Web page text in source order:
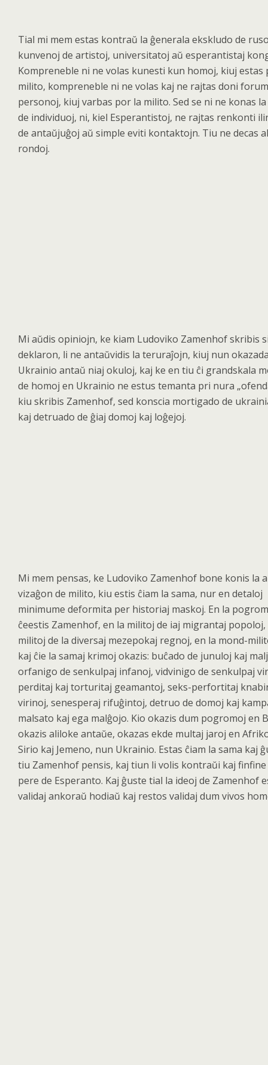
Tial mi mem estas kontraŭ la ĝenerala ekskludo de
kunvenoj de artistoj, universitatoj aŭ esperantistaj
Kompreneble ni ne volas kunesti kun homoj, kiuj estas
milito, kompreneble ni ne volas kaj ne rajtas doni
personoj, kiuj varbas por la milito. Sed se ni ne konas
de individuoj, ni, kiel Esperantistoj, ne rajtas renkonti
de antaŭjuĝoj aŭ simple eviti kontaktojn. Tiu ne decas
rondoj.
Mi aŭdis opiniojn, ke kiam Ludoviko Zamenhof skribis
deklaron, li ne antaŭvidis la teruraĵojn, kiuj nun
Ukrainio antaŭ niaj okuloj, kaj ke en tiu ĉi grandskala
de homoj en Ukrainio ne estus temanta pri nura „
kiu skribis Zamenhof, sed konscia mortigado de
kaj detruado de ĝiaj domoj kaj loĝejoj.
Mi mem pensas, ke Ludoviko Zamenhof bone konis la a
vizaĝon de milito, kiu estis ĉiam la sama, nur en detaloj
minimume deformita per historiaj maskoj. En la
ĉeestis Zamenhof, en la militoj de iaj migrantaj popoloj,
militoj de la diversaj mezepokaj regnoj, en la mond-
kaj ĉie la samaj krimoj okazis: buĉado de junuloj kaj
orfanigo de senkulpaj infanoj, vidvinigo de senkulpaj
perditaj kaj torturitaj geamantoj, seks-perfortitaj
virinoj, senesperaj rifuĝintoj, detruo de domoj kaj
malsato kaj ega malĝojo. Kio okazis dum pogromoj en
okazis aliloke antaŭe, okazas ekde multaj jaroj en
Sirio kaj Jemeno, nun Ukrainio. Estas ĉiam la sama kaj
tiu Zamenhof pensis, kaj tiun li volis kontraŭi kaj
pere de Esperanto. Kaj ĝuste tial la ideoj de Zamenhof
validaj ankoraŭ hodiaŭ kaj restos validaj dum vivos